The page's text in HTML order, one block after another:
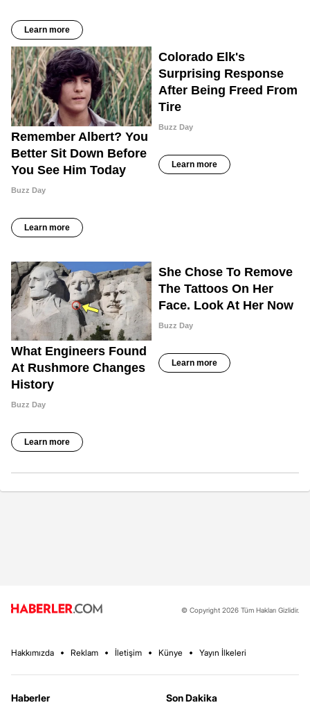
© Copyright 2026 Tüm Hakları Gizlidir.
Hakkımızda Reklam İletişim Künye Yayın İlkeleri
Haberler
Son Dakika